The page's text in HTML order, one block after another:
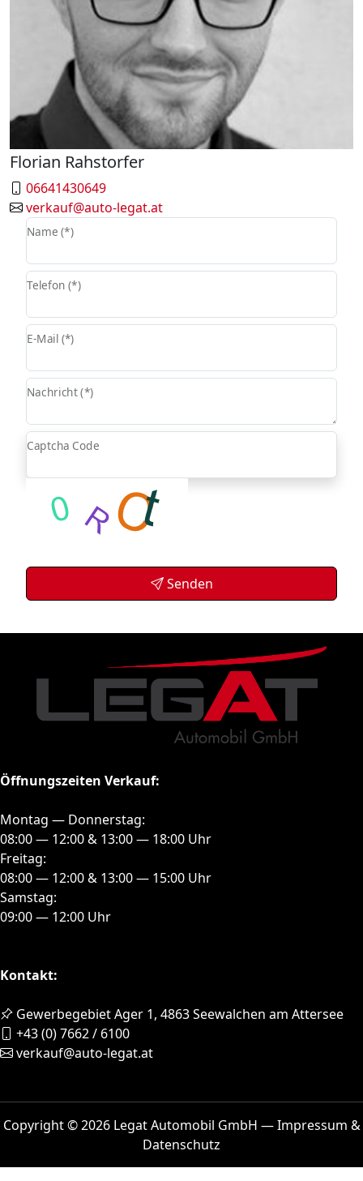
Florian Rahstorfer
06641430649
verkauf@auto-legat.at
Name (*)
Telefon (*)
E-Mail (*)
Nachricht (*)
Captcha Code
Senden
Öffnungszeiten Verkauf:
Montag — Donnerstag:
08:00 — 12:00 & 13:00 — 18:00 Uhr
Freitag:
08:00 — 12:00 & 13:00 — 15:00 Uhr
Samstag:
09:00 — 12:00 Uhr
Kontakt:
Gewerbegebiet Ager 1, 4863 Seewalchen am Attersee
+43 (0) 7662 / 6100
verkauf@auto-legat.at
Copyright © 2026 Legat Automobil GmbH —Impressum &
Datenschutz